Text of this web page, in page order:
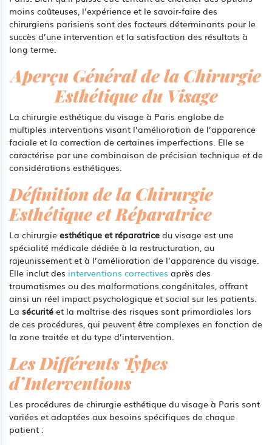
moins coûteuses, l’expérience et le savoir-faire des
chirurgiens parisiens sont des facteurs déterminants pour le
succès d’une intervention et la satisfaction des résultats à
long terme.
Aperçu Général de la Chirurgie
Esthétique du Visage
La chirurgie esthétique du visage à Paris englobe de
multiples interventions visant l’amélioration de l’apparence
faciale et la correction de certaines imperfections. Elle se
caractérise par une combinaison de précision technique et de
considérations esthétiques.
Définition de la Chirurgie
Esthétique et Réparatrice
La chirurgie esthétique et réparatrice du visage est une
spécialité médicale dédiée à la restructuration, au
rajeunissement et à l’amélioration de l’apparence du visage.
Elle inclut des interventions correctives après des
traumatismes ou des malformations congénitales, offrant
ainsi un réel impact psychologique et social sur les patients.
La sécurité et la maîtrise des risques sont primordiales lors
de ces procédures, qui peuvent être complexes en fonction de
la zone traitée et du type d’intervention.
Les Différents Types
d’Interventions
Les procédures de chirurgie esthétique du visage à Paris sont
variées et adaptées aux besoins spécifiques de chaque
patient :